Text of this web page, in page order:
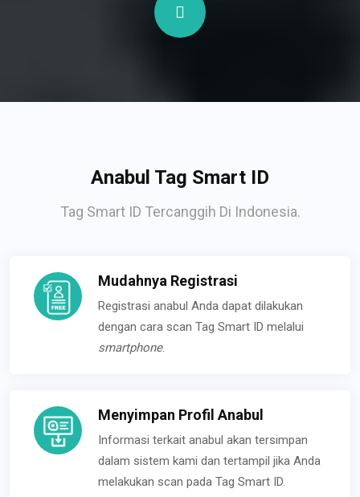
Anabul Tag Smart ID
Tag Smart ID Tercanggih Di Indonesia.
Mudahnya Registrasi
Registrasi anabul Anda dapat dilakukan
dengan cara scan Tag Smart ID melalui
smartphone.
Menyimpan Profil Anabul
Informasi terkait anabul akan tersimpan
dalam sistem kami dan tertampil jika Anda
melakukan scan pada Tag Smart ID.